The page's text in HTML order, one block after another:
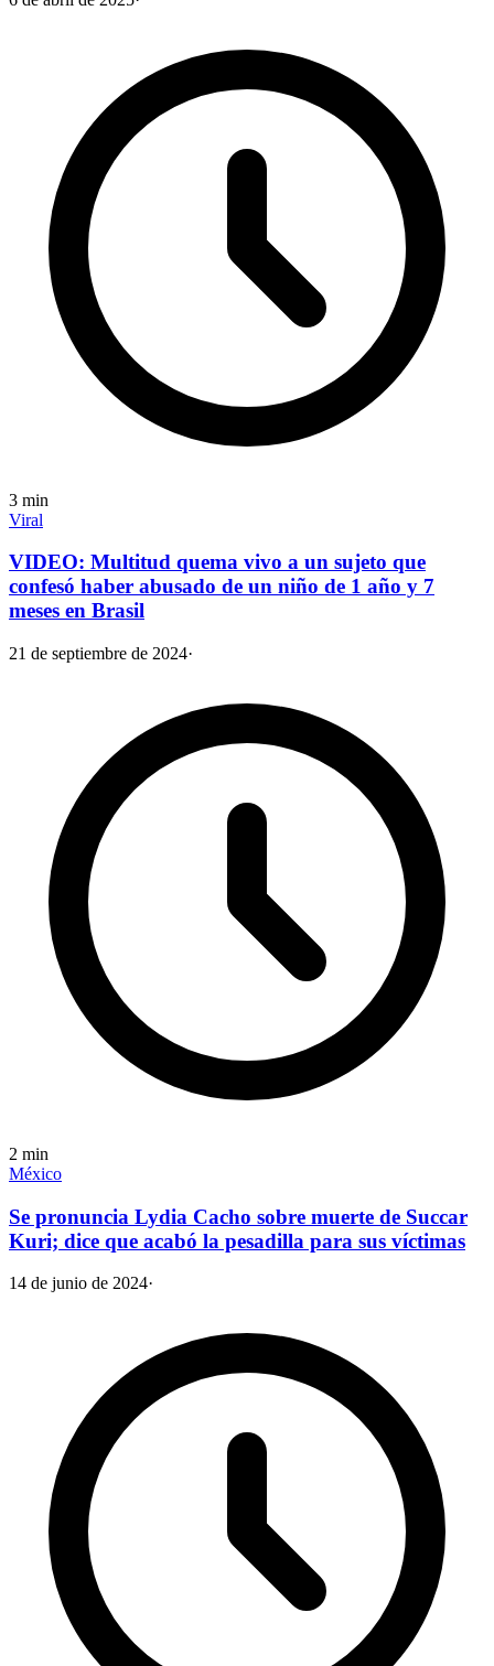
3 min
Viral
VIDEO: Multitud quema vivo a un sujeto que
confesó haber abusado de un niño de 1 año y 7
meses en Brasil
21 de septiembre de 2024·
2 min
México
Se pronuncia Lydia Cacho sobre muerte de Succar
Kuri; dice que acabó la pesadilla para sus víctimas
14 de junio de 2024·